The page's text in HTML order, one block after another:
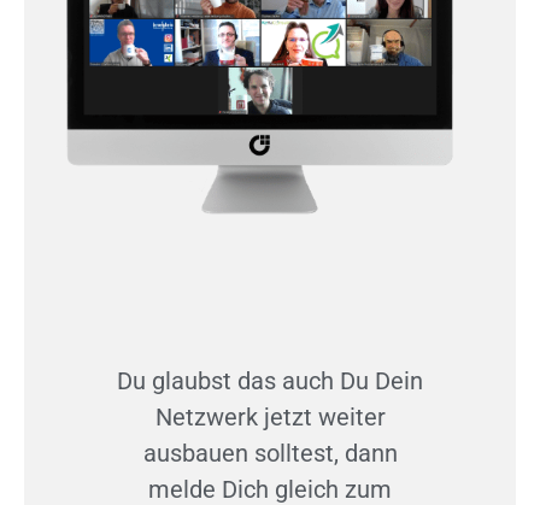
Du glaubst das auch Du Dein
Netzwerk jetzt weiter
ausbauen solltest, dann
melde Dich gleich zum